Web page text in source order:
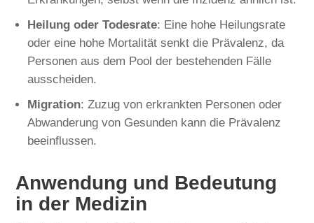
Heilung oder Todesrate: Eine hohe Heilungsrate
oder eine hohe Mortalität senkt die Prävalenz, da
Personen aus dem Pool der bestehenden Fälle
ausscheiden.
Migration: Zuzug von erkrankten Personen oder
Abwanderung von Gesunden kann die Prävalenz
beeinflussen.
Anwendung und Bedeutung
in der Medizin